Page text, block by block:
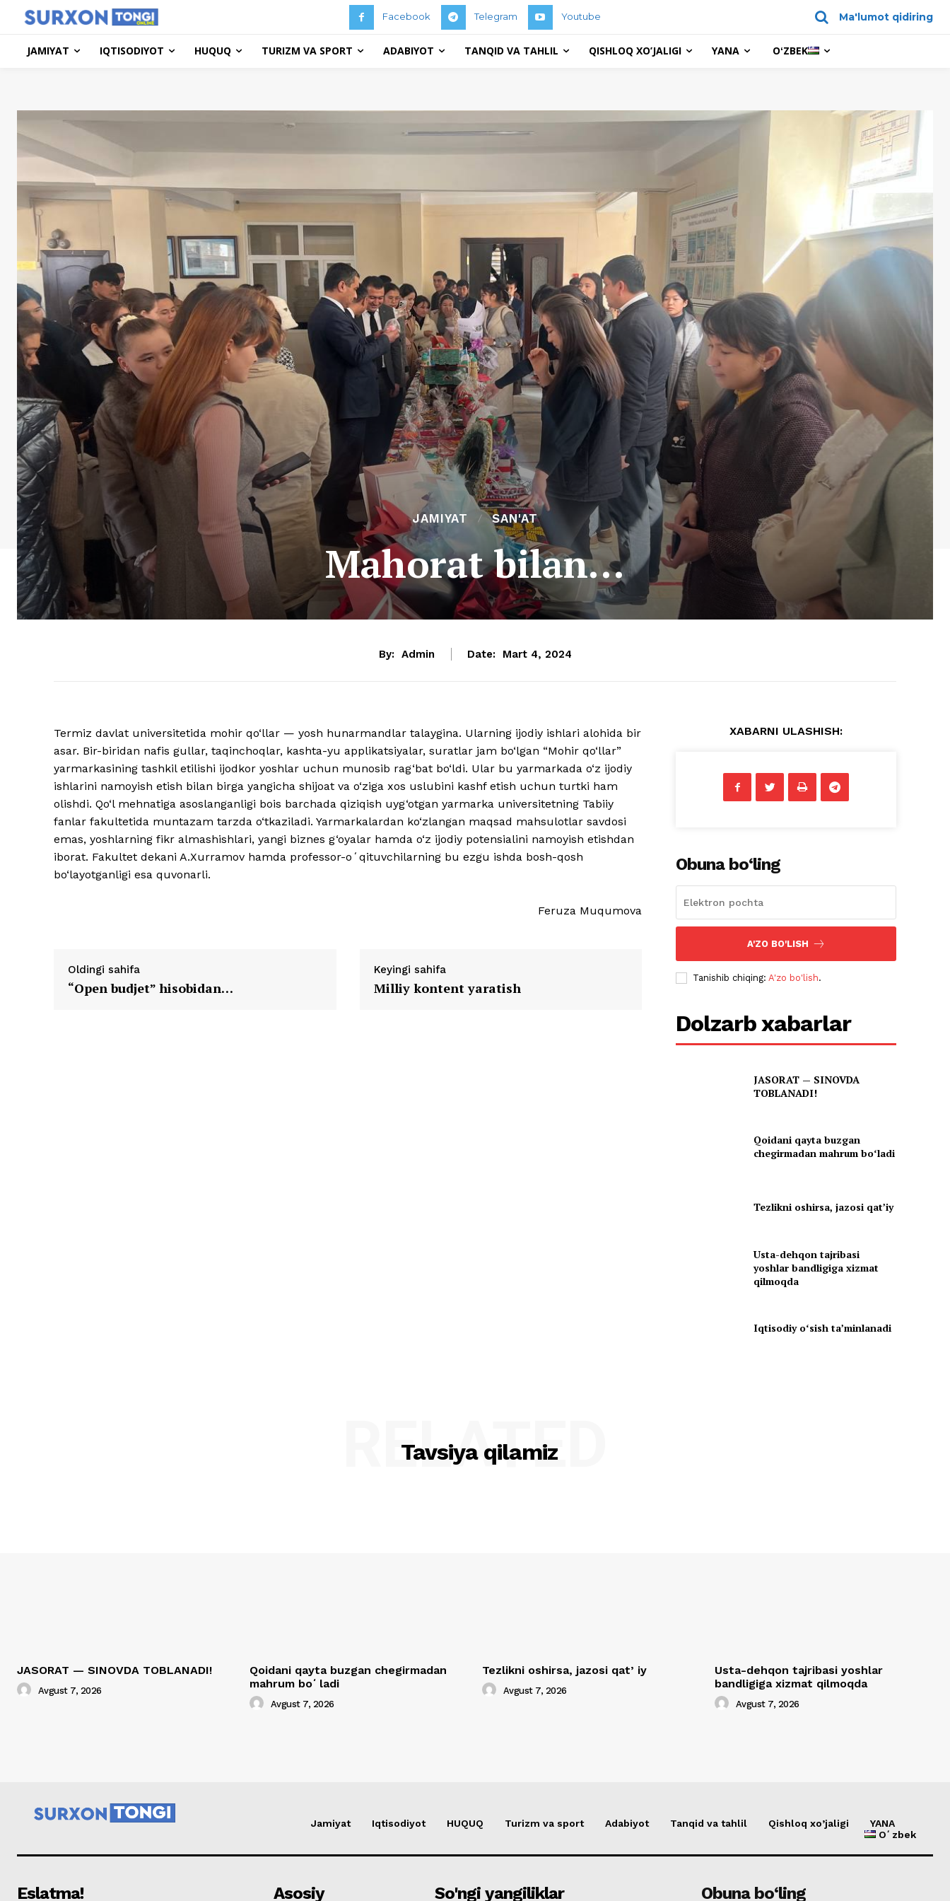
Facebook Telegram Youtube Ma'lumot qidiring
JAMIYAT IQTISODIYOT HUQUQ TURIZM VA SPORT ADABIYOT TANQID VA TAHLIL QISHLOQ XO’JALIGI YANA OʻZBEK
JAMIYAT SAN'AT
Mahorat bilan…
By: Admin Date: Mart 4, 2024
Termiz davlat universitetida mohir qo‘llar — yosh hunarmandlar talaygina. Ularning ijodiy ishlari alohida bir
asar. Bir-biridan nafis gullar, taqinchoqlar, kashta-yu applikatsiyalar, suratlar jam bo‘lgan “Mohir qo‘llar”
yarmarkasining tashkil etilishi ijodkor yoshlar uchun munosib rag‘bat bo‘ldi. Ular bu yarmarkada o‘z ijodiy
ishlarini namoyish etish bilan birga yangicha shijoat va o‘ziga xos uslubini kashf etish uchun turtki ham
olishdi. Qo‘l mehnatiga asoslanganligi bois barchada qiziqish uyg‘otgan yarmarka universitetning Tabiiy
fanlar fakultetida muntazam tarzda o‘tkaziladi. Yarmarkalardan ko‘zlangan maqsad mahsulotlar savdosi
emas, yoshlarning fikr almashishlari, yangi biznes g‘oyalar hamda o‘z ijodiy potensialini namoyish etishdan
iborat. Fakultet dekani A.Xurramov hamda professor-oʻqituvchilarning bu ezgu ishda bosh-qosh
bo‘layotganligi esa quvonarli.
Feruza Muqumova
Oldingi sahifa
“Open budjet” hisobidan…
Keyingi sahifa
Milliy kontent yaratish
XABARNI ULASHISH:
Obuna bo‘ling
A'ZO BO'LISH
Tanishib chiqing:A'zo bo'lish.
Dolzarb xabarlar
JASORAT — SINOVDA
TOBLANADI!
Qoidani qayta buzgan
chegirmadan mahrum boʻladi
Tezlikni oshirsa, jazosi qatʼiy
Usta-dehqon tajribasi
yoshlar bandligiga xizmat
qilmoqda
Iqtisodiy oʻsish taʼminlanadi
Tavsiya qilamiz
RELATED
JASORAT — SINOVDA TOBLANADI!
Avgust 7, 2026
Qoidani qayta buzgan chegirmadan
mahrum boʻladi
Avgust 7, 2026
Tezlikni oshirsa, jazosi qatʼiy
Avgust 7, 2026
Usta-dehqon tajribasi yoshlar
bandligiga xizmat qilmoqda
Avgust 7, 2026
Jamiyat Iqtisodiyot HUQUQ Turizm va sport Adabiyot Tanqid va tahlil Qishloq xo’jaligi
YANA
Oʻzbek
Eslatma! Asosiy So'ngi yangiliklar Obuna bo‘ling